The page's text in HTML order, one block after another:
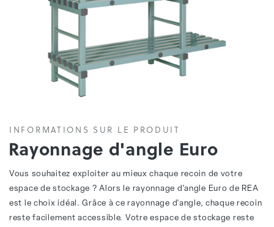
INFORMATIONS SUR LE PRODUIT
Rayonnage d'angle Euro
Vous souhaitez exploiter au mieux chaque recoin de votre
espace de stockage ? Alors le rayonnage d'angle Euro de REA
est le choix idéal. Grâce à ce rayonnage d'angle, chaque recoin
reste facilement accessible. Votre espace de stockage reste